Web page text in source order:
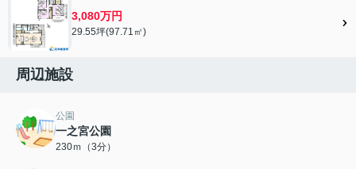
3,080万円
29.55坪(97.71㎡)
周辺施設
公園
一之宮公園
230ｍ（3分）